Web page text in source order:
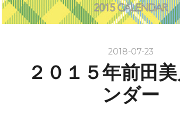
2018-07-23
２０１５年前田
ンダー